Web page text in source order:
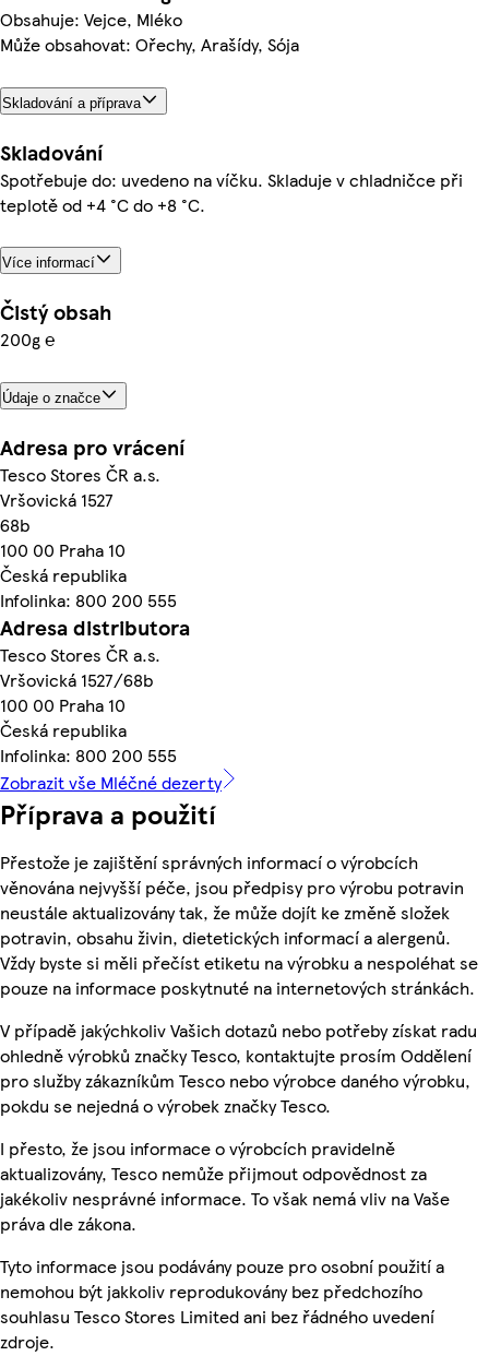
Obsahuje: Vejce, Mléko
Může obsahovat: Ořechy, Arašídy, Sója
Skladování a příprava
Skladování
Spotřebuje do: uvedeno na víčku. Skladuje v chladničce při
teplotě od +4 °C do +8 °C.
Více informací
Čistý obsah
200g ℮
Údaje o značce
Adresa pro vrácení
Tesco Stores ČR a.s.
Vršovická 1527
68b
100 00 Praha 10
Česká republika
Infolinka: 800 200 555
Adresa distributora
Tesco Stores ČR a.s.
Vršovická 1527/68b
100 00 Praha 10
Česká republika
Infolinka: 800 200 555
Zobrazit vše Mléčné dezerty
Příprava a použití
Přestože je zajištění správných informací o výrobcích
věnována nejvyšší péče, jsou předpisy pro výrobu potravin
neustále aktualizovány tak, že může dojít ke změně složek
potravin, obsahu živin, dietetických informací a alergenů.
Vždy byste si měli přečíst etiketu na výrobku a nespoléhat se
pouze na informace poskytnuté na internetových stránkách.
V případě jakýchkoliv Vašich dotazů nebo potřeby získat radu
ohledně výrobků značky Tesco, kontaktujte prosím Oddělení
pro služby zákazníkům Tesco nebo výrobce daného výrobku,
pokdu se nejedná o výrobek značky Tesco.
I přesto, že jsou informace o výrobcích pravidelně
aktualizovány, Tesco nemůže přijmout odpovědnost za
jakékoliv nesprávné informace. To však nemá vliv na Vaše
práva dle zákona.
Tyto informace jsou podávány pouze pro osobní použití a
nemohou být jakkoliv reprodukovány bez předchozího
souhlasu Tesco Stores Limited ani bez řádného uvedení
zdroje.